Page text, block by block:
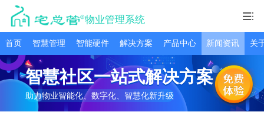
物业管理系统
首页 智慧管理 智能硬件 解决方案 产品中心 新闻资讯 关
智慧社区一站式解决方案
助力物业智能化、数字化、智慧化新升级